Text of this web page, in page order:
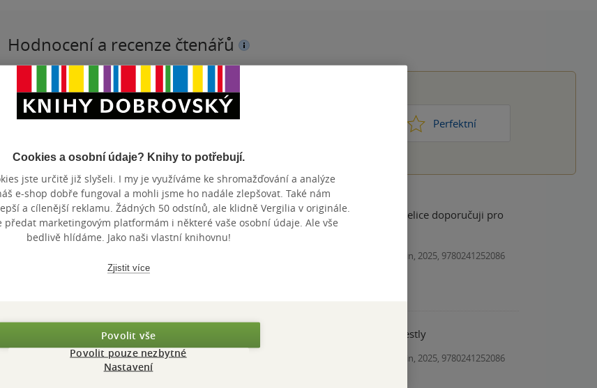
Hodnocení a recenze čtenářů
PŘIDEJTE SVÉ HODNOCENÍ KNIHY
Perfektní
krátká, příběh plyne rychle a i přesto se vám hlavní postavy dostanou pod kůži, velice doporučuji pro
Kniha, Penguin, 2025, 9780241252086
of all time, it's short, well written and genuinely amazing. Would recommend honestly
Kniha, Penguin, 2025, 9780241252086
Cookies a osobní údaje? Knihy to potřebují.
jste určitě již slyšeli. I my je využíváme ke shromažďování a analýze
e-shop dobře fungoval a mohli jsme ho nadále zlepšovat. Také nám
a cílenější reklamu. Žádných 50 odstínů, ale klidně Vergilia v originále.
předat marketingovým platformám i některé vaše osobní údaje. Ale vše
bedlivě hlídáme. Jako naši vlastní knihovnu!
Zjistit více
Povolit vše
Povolit pouze nezbytné
Nastavení